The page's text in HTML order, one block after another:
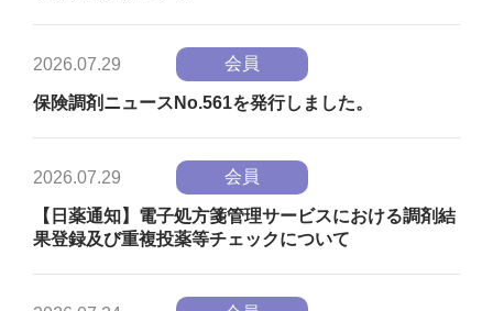
2026.07.29 会員
保険調剤ニュースNo.561を発行しました。
2026.07.29 会員
【日薬通知】電子処方箋管理サービスにおける調剤結
果登録及び重複投薬等チェックについて